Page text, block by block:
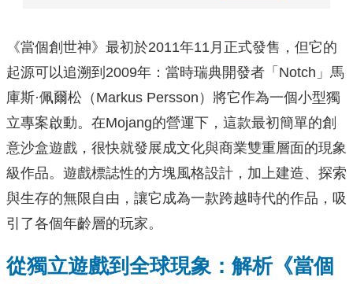
《當個創世神》最初於2011年11月正式發售，但它的
起源可以追溯到2009年：當時瑞典開發者「Notch」馬
庫斯·佩爾松（Markus Persson）將它作為一個小型獨
立專案啟動。在Mojang的營運下，這款最初簡單的創
意沙盒遊戲，很快就發展成文化與商業雙重層面的現象
級作品。遊戲標誌性的方塊風格設計，加上建造、探索
與生存的無限自由，讓它成為一款跨越時代的作品，吸
引了各個年齡層的玩家。
從獨立遊戲到全球現象：解析《當個